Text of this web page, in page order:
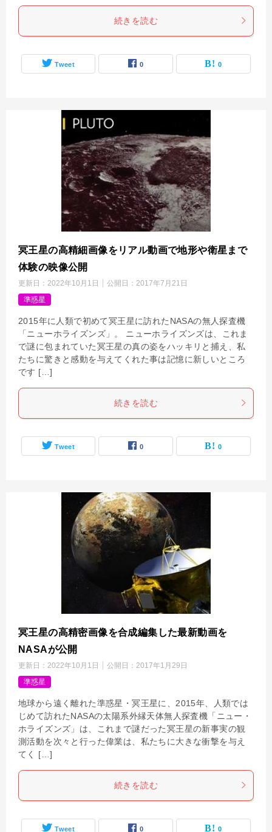
続きを読む
Tweet 0 0
冥王星の高精細画像をリアル動画で地形や衛星まで
体験の映像公開
更新日： 2022年10月1日 公開日： 2017年7月21日
準惑星
2015年に人類で初めて冥王星に訪れたNASAの無人探査機
「ニューホライズンズ」。 ニューホライズンズは、これま
で謎に包まれていた冥王星の真の姿をハッキリと捕え、私
たちに驚きと感動を与えてくれた事は記憶に新しいところ
です […]
続きを読む
Tweet 0 0
冥王星の高精密画像を合成編集した最新動画を
NASAが公開
更新日： 2022年10月1日 公開日： 2017年1月29日
準惑星
地球から遠く離れた準惑星・冥王星に、2015年、人類では
じめて訪れたNASAの太陽系外縁天体無人探査機「ニュー・
ホライズンズ」は、これまで謎だった冥王星の新事実の観
測活動を次々と行った偉業は、私たちに大きな衝撃を与え
てく […]
続きを読む
Tweet 0 0